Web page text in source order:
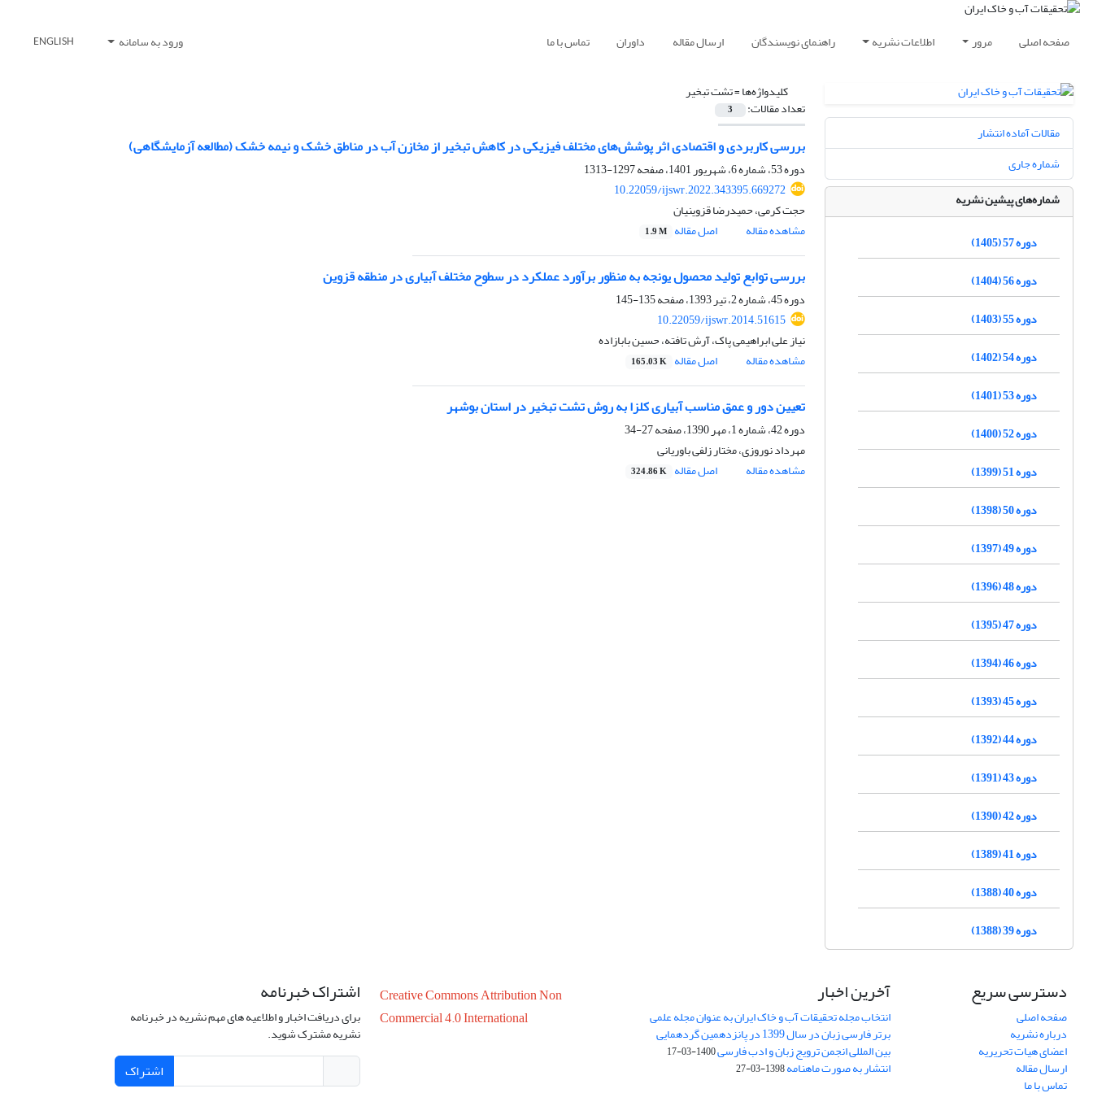
صفحه اصلی مرور اطلاعات نشریه راهنمای نویسندگان ارسال مقاله داوران تماس با ما ورود به سامانه ENGLISH
کلیدواژه‌ها =تشت تبخیر
تعداد مقالات: 3
بررسی کاربردی و اقتصادی اثر پوشش‌های مختلف فیزیکی در کاهش تبخیر از مخازن آب در مناطق خشک و نیمه خشک (مطالعه آزمایشگاهی)
دوره 53، شماره 6، شهریور 1401، صفحه
1297-1313
10.22059/ijswr.2022.343395.669272
حجت کرمی، حمیدرضا قزوینیان
مشاهده مقاله
اصل مقاله 1.9 M
بررسی توابع تولید محصول یونجه به منظور برآورد عملکرد در سطوح مختلف آبیاری در منطقه قزوین
دوره 45، شماره 2، تیر 1393، صفحه
135-145
10.22059/ijswr.2014.51615
نیاز علی ابراهیمی پاک، آرش تافته، حسین بابازاده
مشاهده مقاله
اصل مقاله 165.03 K
تعیین دور و عمق مناسب آبیاری کلزا به روش تشت تبخیر در استان بوشهر
دوره 42، شماره 1، مهر 1390، صفحه
27-34
مهرداد نوروزی، مختار زلفی باوریانی
مشاهده مقاله
اصل مقاله 324.86 K
مقالات آماده انتشار
شماره جاری
شماره‌های پیشین نشریه
دوره 57 (1405)
دوره 56 (1404)
دوره 55 (1403)
دوره 54 (1402)
دوره 53 (1401)
دوره 52 (1400)
دوره 51 (1399)
دوره 50 (1398)
دوره 49 (1397)
دوره 48 (1396)
دوره 47 (1395)
دوره 46 (1394)
دوره 45 (1393)
دوره 44 (1392)
دوره 43 (1391)
دوره 42 (1390)
دوره 41 (1389)
دوره 40 (1388)
دوره 39 (1388)
دسترسی سریع
صفحه اصلی
درباره نشریه
اعضای هیات تحریریه
ارسال مقاله
تماس با ما
آخرین اخبار
انتخاب مجله تحقیقات آب و خاک ایران به عنوان مجله علمی
برتر فارسی زبان در سال 1399 در پانزدهمین گردهمایی
بین المللی انجمن ترویج زبان و ادب فارسی1400-03-17
انتشار به صورت ماهنامه1398-03-27
Creative Commons Attribution Non
Commercial 4.0 International
اشتراک خبرنامه
برای دریافت اخبار و اطلاعیه های مهم نشریه در خبرنامه
نشریه مشترک شوید.
اشتراک